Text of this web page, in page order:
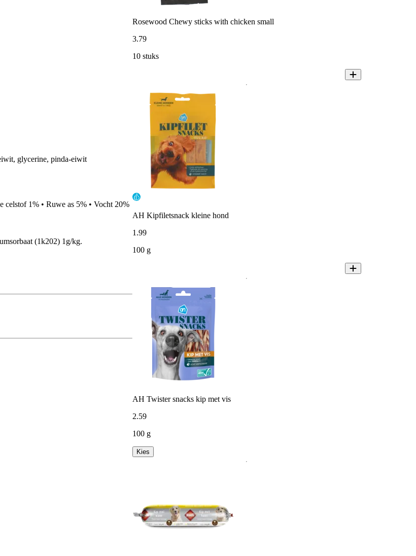
glycerine, pinda-eiwit
celstof 1% • Ruwe as 5% • Vocht 20%
(1k202) 1g/kg.
Rosewood Chewy sticks with chicken small
3.79
10 stuks
AH Kipfiletsnack kleine hond
1 .99
100 g
AH Twister snacks kip met vis
2.59
100 g
Kies